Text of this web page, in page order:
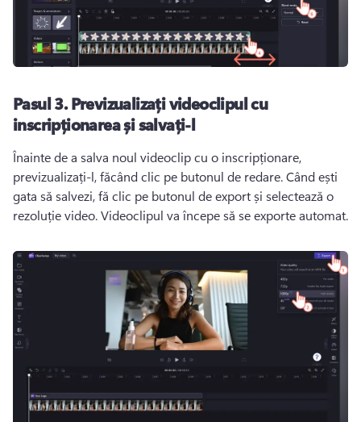
Pasul 3.Previzualizați videoclipul cu
inscripționarea și salvați-l
Înainte de a salva noul videoclip cu o inscripționare,
previzualizați-l, făcând clic pe butonul de redare. Când ești
gata să salvezi, fă clic pe butonul de export și selectează o
rezoluție video.